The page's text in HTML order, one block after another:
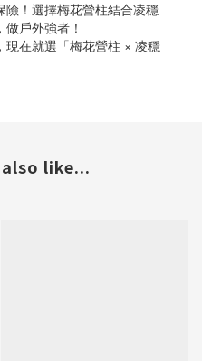
！選擇梅花營柱結合凌穩
戶外強者！
在就選「梅花營柱 × 凌穩
like...